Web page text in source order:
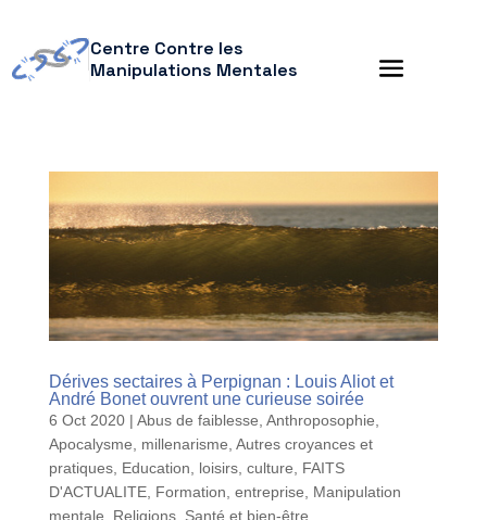
Centre Contre les
Manipulations Mentales
Dérives sectaires à Perpignan : Louis Aliot et
André Bonet ouvrent une curieuse soirée
6 Oct 2020| Abus de faiblesse Anthroposophie
Apocalysme, millenarisme Autres croyances et
pratiques, Education, loisirs, culture
FAITS
D'ACTUALITE, Formation, entreprise
Manipulation
mentale
Religions, Santé et bien-être